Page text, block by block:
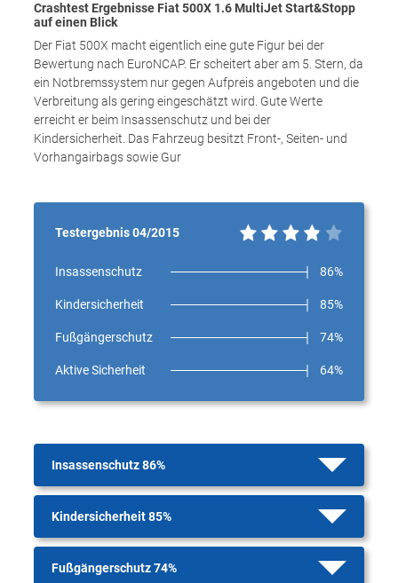
Crashtest Ergebnisse Fiat 500X 1.6 MultiJet Start&Stopp
auf einen Blick
Der Fiat 500X macht eigentlich eine gute Figur bei der
Bewertung nach EuroNCAP. Er scheitert aber am 5. Stern, da
ein Notbremssystem nur gegen Aufpreis angeboten und die
Verbreitung als gering eingeschätzt wird. Gute Werte
erreicht er beim Insassenschutz und bei der
Kindersicherheit. Das Fahrzeug besitzt Front-, Seiten- und
Vorhangairbags sowie Gur
Testergebnis 04/2015
Insassenschutz 86%
Kindersicherheit 85%
Fußgängerschutz 74%
Aktive Sicherheit 64%
Insassenschutz 86%
Kindersicherheit 85%
Fußgängerschutz 74%